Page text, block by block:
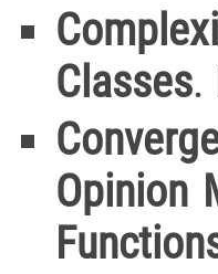
Classes.
Opinion